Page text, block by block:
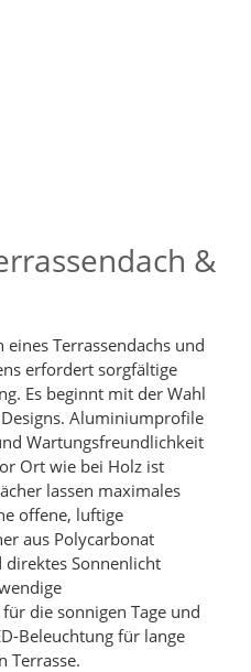
&
Terrassendachs und
erfordert sorgfältige
Es beginnt mit der Wahl
Aluminiumprofile
Wartungsfreundlichkeit
Ort wie bei Holz ist
lassen maximales
offene, luftige
aus Polycarbonat
Sonnenlicht
die sonnigen Tage und
Beleuchtung für lange
Terrasse.